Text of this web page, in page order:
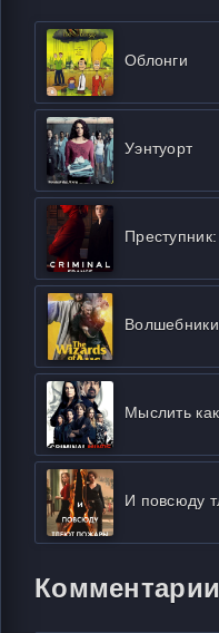
Облонги
Уэнтуорт
Комментарии